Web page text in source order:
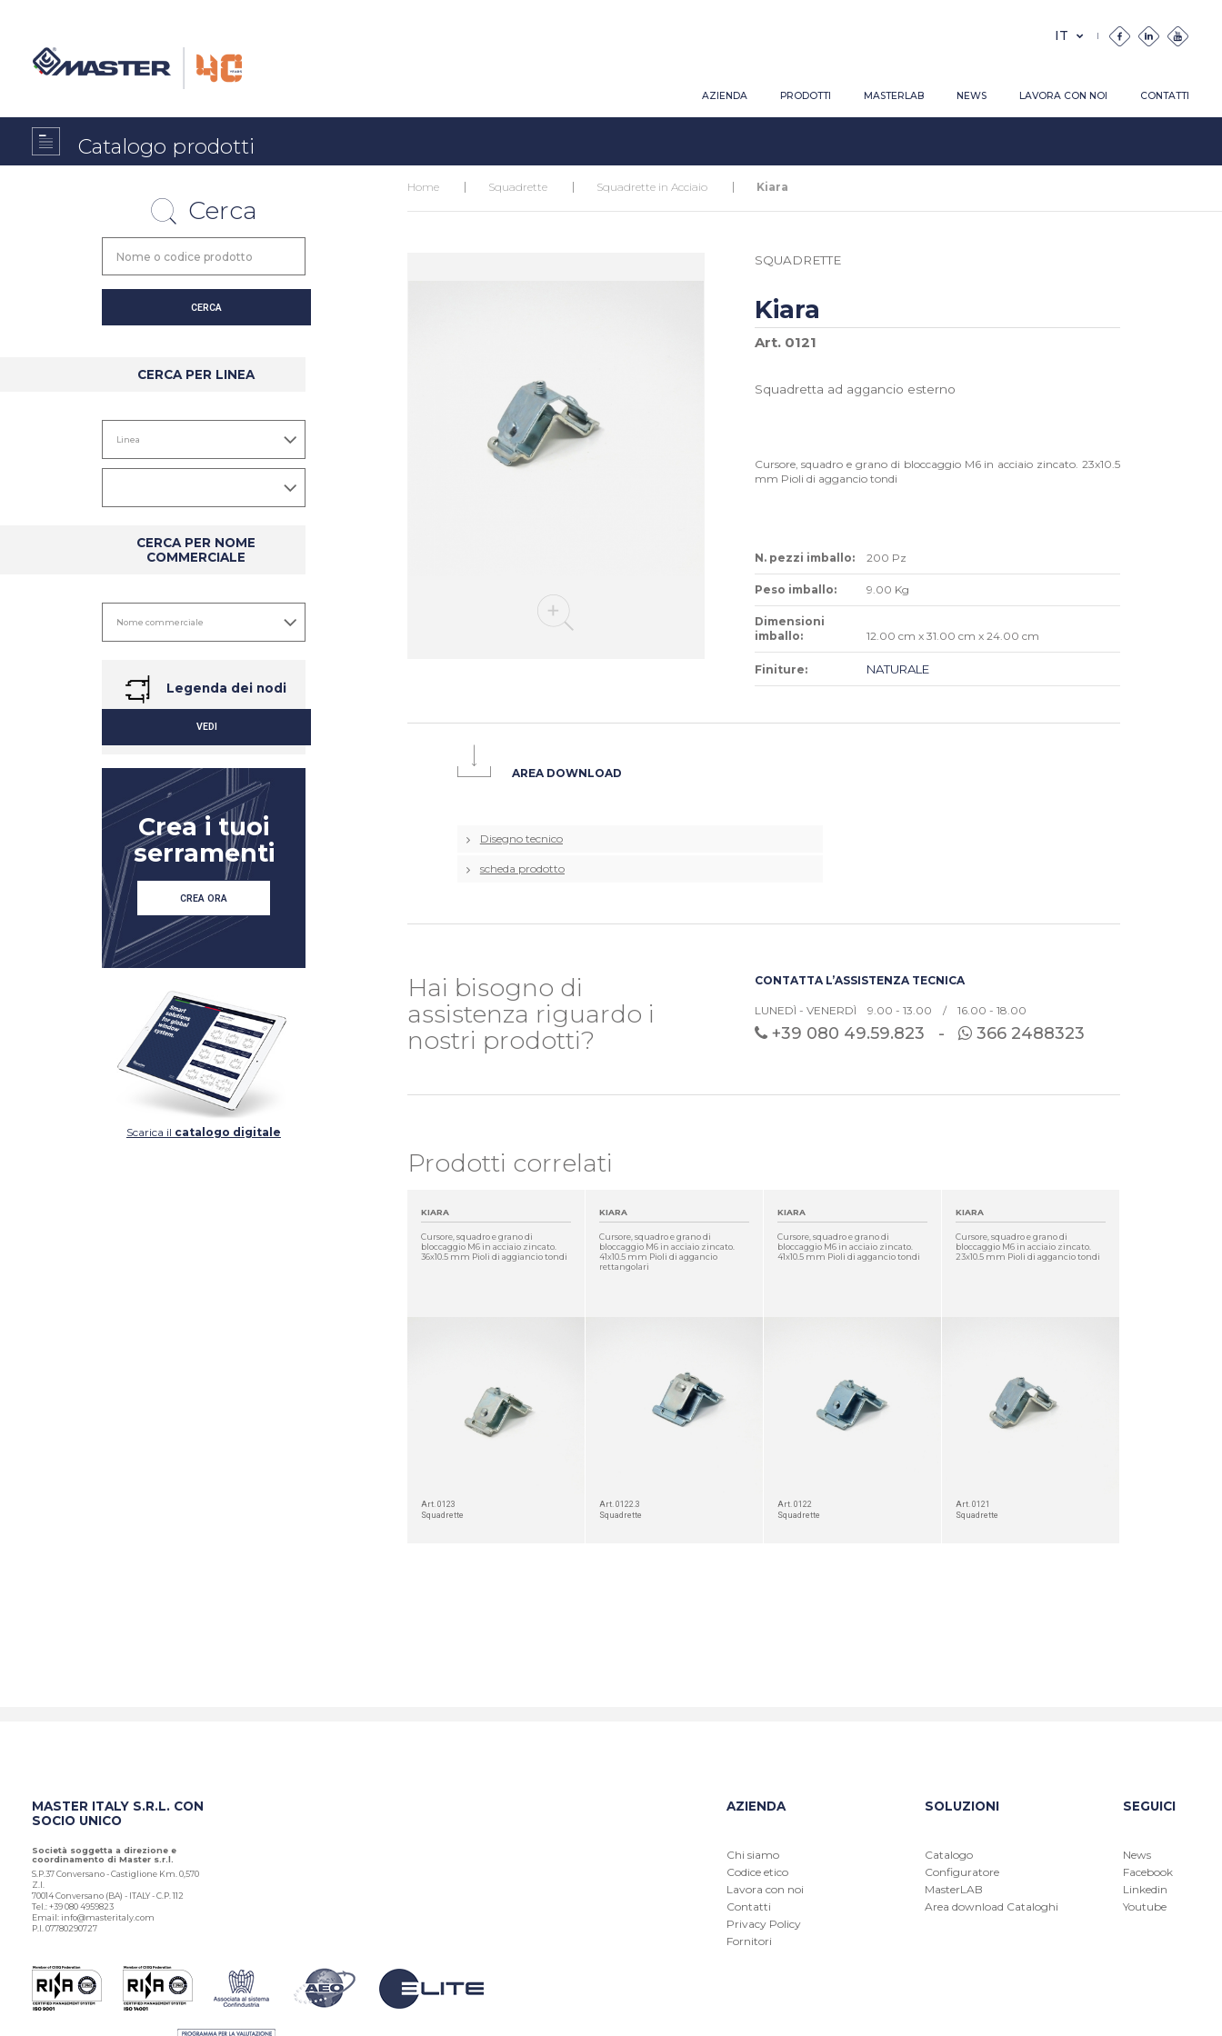
AZIENDA PRODOTTI MASTERLAB NEWS LAVORA CON NOI CONTATTI
Catalogo prodotti
Cerca
CERCA PER LINEA
CERCA PER NOME
COMMERCIALE
Legenda dei nodi
VEDI
Crea i tuoi
serramenti
CREA ORA
Scarica il catalogo digitale
Home Squadrette Squadrette in Acciaio Kiara
SQUADRETTE
Kiara
Art. 0121
Squadretta ad aggancio esterno
Cursore, squadro e grano di bloccaggio M6 in acciaio zincato. 23x10.5
mm Pioli di aggancio tondi
N. pezzi imballo: 200 Pz
Peso imballo: 9.00 Kg
Dimensioni
imballo:
12.00 cm x 31.00 cm x 24.00 cm
Finiture: NATURALE
AREA DOWNLOAD
Disegno tecnico
scheda prodotto
Hai bisogno di
assistenza riguardo i
nostri prodotti?
CONTATTA L’ASSISTENZA TECNICA
LUNEDÌ - VENERDÌ 9.00 - 13.00 / 16.00 - 18.00
+39 080 49.59.823 - 366 2488323
Prodotti correlati
KIARA
Cursore, squadro e grano di
bloccaggio M6 in acciaio zincato.
36x10.5 mm Pioli di aggiancio tondi
Art. 0123
Squadrette
KIARA
Cursore, squadro e grano di
bloccaggio M6 in acciaio zincato.
41x10.5 mm Pioli di aggancio
rettangolari
Art. 0122.3
Squadrette
KIARA
Cursore, squadro e grano di
bloccaggio M6 in acciaio zincato.
41x10.5 mm Pioli di aggancio tondi
Art. 0122
Squadrette
KIARA
Cursore, squadro e grano di
bloccaggio M6 in acciaio zincato.
23x10.5 mm Pioli di aggancio tondi
Art. 0121
Squadrette
MASTER ITALY S.R.L. CON
SOCIO UNICO
Società soggetta a direzione e
coordinamento di Master s.r.l.
S.P.37 Conversano - Castiglione Km. 0,570
Z.I.
70014 Conversano (BA) - ITALY - C.P. 112
Tel.: +39 080 4959823
Email: info@masteritaly.com
P.I. 07780290727
AZIENDA
Chi siamo
Codice etico
Lavora con noi
Contatti
Privacy Policy
Fornitori
SOLUZIONI
Catalogo
Configuratore
MasterLAB
Area download Cataloghi
SEGUICI
News
Facebook
Linkedin
Youtube